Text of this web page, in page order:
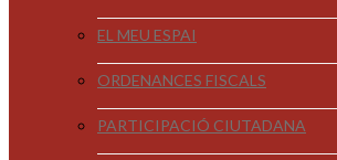
EL MEU ESPAI
ORDENANCES FISCALS
PARTICIPACIÓ CIUTADANA